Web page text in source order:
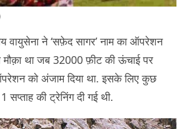
वायुसेना ने ‘सफ़ेद सागर’ नाम का ऑपरेशन
मौक़ा था जब 32000 फ़ीट की ऊंचाई पर
को अंजाम दिया था. इसके लिए कुछ
सप्ताह की ट्रेनिंग दी गई थी.